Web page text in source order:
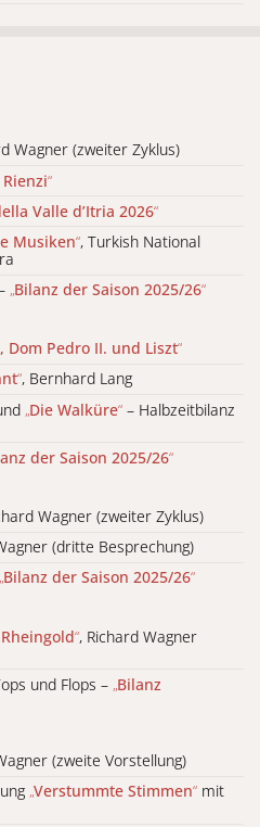
Wagner (zweiter Zyklus)
“
Valle d’Itria 2026“
Musiken“, Turkish National
„Bilanz der Saison 2025/26“
Dom Pedro II. und Liszt“
“, Bernhard Lang
„Die Walküre“ – Halbzeitbilanz
der Saison 2025/26“
Wagner (zweiter Zyklus)
(dritte Besprechung)
„Bilanz der Saison 2025/26“
“, Richard Wagner
und Flops – „Bilanz
(zweite Vorstellung)
„Verstummte Stimmen“ mit